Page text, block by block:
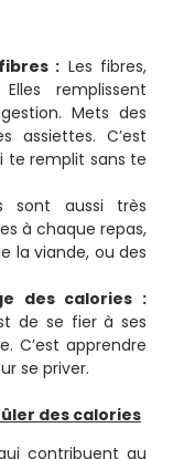
: Les fibres,
remplissent
Mets des
assiettes. C’est
te remplit sans te
sont aussi très
à chaque repas,
la viande, ou des
des calories :
de se fier à ses
C’est apprendre
se priver.
des calories
contribuent au